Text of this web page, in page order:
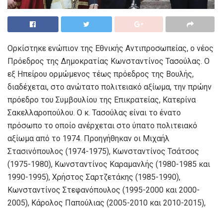
Ορκίστηκε ενώπιον της Εθνικής Αντιπροσωπείας, ο νέος
Πρόεδρος της Δημοκρατίας Κωνσταντίνος Τασούλας. Ο
εξ Ηπείρου ορμώμενος τέως πρόεδρος της Βουλής,
διαδέχεται, στο ανώτατο πολιτειακό αξίωμα, την πρώην
πρόεδρο του Συμβουλίου της Επικρατείας, Κατερίνα
Σακελλαροπούλου. Ο κ. Τασούλας είναι το ένατο
πρόσωπο το οποίο ανέρχεται στο ύπατο πολιτειακό
αξίωμα από το 1974. Προηγήθηκαν οι Μιχαήλ
Στασινόπουλος (1974-1975), Κωνσταντίνος Τσάτσος
(1975-1980), Κωνσταντίνος Καραμανλής (1980-1985 και
1990-1995), Χρήστος Σαρτζετάκης (1985-1990),
Κωνσταντίνος Στεφανόπουλος (1995-2000 και 2000-
2005), Κάρολος Παπούλιας (2005-2010 και 2010-2015),